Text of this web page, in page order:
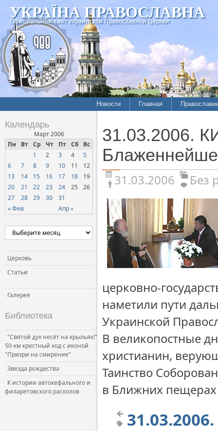
УКРАЇНА ПРАВОСЛАВНА
Официальный сайт Украинской Православной Церкви
Новости Главная
Календарь
Март 2006
Пн
Вт Ср Чт Пт Сб Вс
« Фев Апр »
1 2 3 4
5
6
7 8 9 10 11
12
13
14 15 16 17 18
19
20
21 22 23 24 25
26
27
28 29 30 31
Церковь
Статьи
Галерея
Библиотека
"Святой дух несёт на крыльях!"
50-км крестный ход с иконой
"Призри на смирение"
Звезда рождества
К истории автокефального и
филаретовского расколов
31.03.2006.
31.03.2006 Без
церковно-
наметили пути
Украинской
В великопостные
христианин,
Таинство
в Ближних